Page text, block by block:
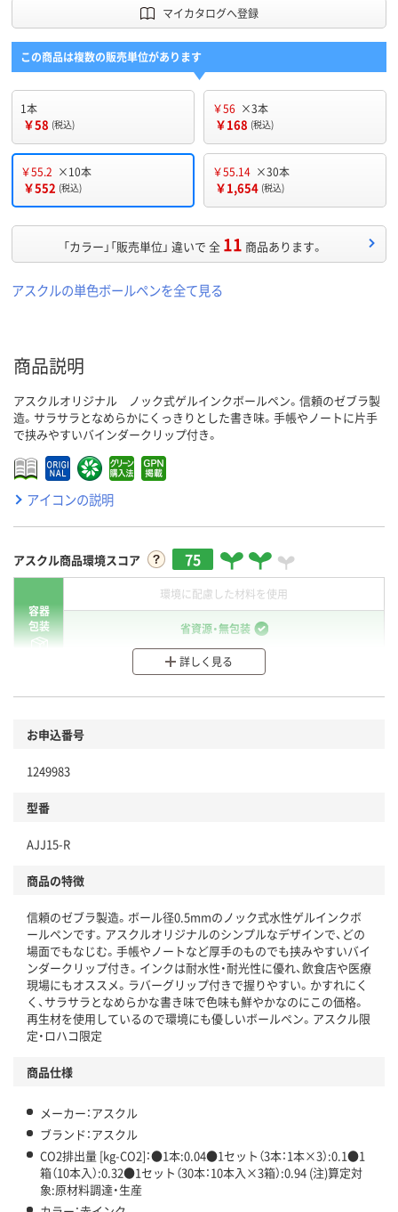
マイカタログへ登録
この商品は複数の販売単位があります
1本
￥58 (税込)
￥56 ×3本
￥168 (税込)
￥55.2 ×10本
￥552 (税込)
￥55.14 ×30本
￥1,654 (税込)
「カラー」「販売単位」 違いで 全 11 商品あります。
アスクルの単色ボールペンを全て見る
商品説明
アスクルオリジナル ノック式ゲルインクボールペン。信頼のゼブラ製
造。サラサラとなめらかにくっきりとした書き味。手帳やノートに片手
で挟みやすいバインダークリップ付き。
アイコンの説明
アスクル商品環境スコア 75
容器
包装
環境に配慮した材料を使用
省資源・無包装
分別・リサイクルしやすい設計
商品
本体
仕組
この商品の環境配慮ポイントです。下記商品詳細「
アスクル商品環境スコア詳細／加点項目
」で確認できます。
詳しく見る
お申込番号
1249983
型番
AJJ15-R
商品の特徴
信頼のゼブラ製造。ボール径0.5mmのノック式水性ゲルインクボ
ールペンです。アスクルオリジナルのシンプルなデザインで、どの
場面でもなじむ。手帳やノートなど厚手のものでも挟みやすいバイ
ンダークリップ付き。インクは耐水性・耐光性に優れ、飲食店や医療
現場にもオススメ。ラバーグリップ付きで握りやすい。かすれにく
く、サラサラとなめらかな書き味で色味も鮮やかなのにこの価格。
再生材を使用しているので環境にも優しいボールペン。アスクル限
定・ロハコ限定
商品仕様
メーカー：アスクル
ブランド：アスクル
CO2排出量 [kg-CO2]：●1本:0.04●1セット（3本：1本×3）:0.1●1
箱（10本入）:0.32●1セット（30本：10本入×3箱）:0.94 (注)算定対
象:原材料調達・生産